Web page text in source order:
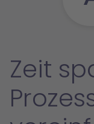
Zeit